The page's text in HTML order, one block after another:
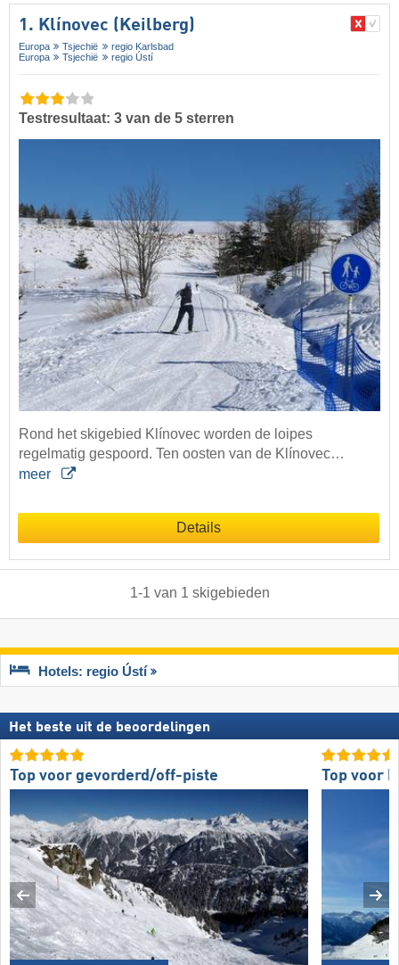
1. Klínovec (Keilberg)
Europa Tsjechië
regio Karlsbad
Europa
Tsjechië regio Ústí
Testresultaat: 3 van de 5 sterren
Rond het skigebied Klínovec worden de loipes
regelmatig gespoord. Ten oosten van de Klínovec…
meer
Details
1-1 van 1 skigebieden
Hotels: regio Ústí
Het beste uit de beoordelingen
Top voor gevorderd/off-piste Top voor